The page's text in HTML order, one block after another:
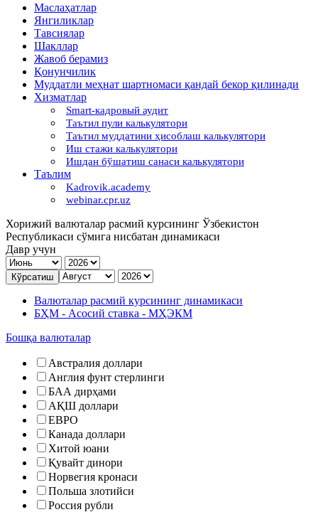
Маслаҳатлар
Янгиликлар
Тавсиялар
Шакллар
Жавоб берамиз
Қонунчилик
Муддатли меҳнат шартномаси қандай бекор қилинади
Хизматлар
Smart-кадровый аудит
Таътил пули калькулятори
Таътил муддатини ҳисоблаш калькулятори
Иш стажи калькулятори
Ишдан бўшатиш санаси калькулятори
Таълим
Kadrovik.academy
webinar.cpr.uz
Хорижий валюталар расмий курсининг Ўзбекистон
Республикаси сўмига нисбатан динамикаси
Давр учун
Валюталар расмий курсининг динамикаси
БҲМ - Асосий ставка - МҲЭКМ
Бошқа валюталар
Австралия доллари
Англия фунт стерлинги
БАА дирҳами
АҚШ доллари
ЕВРО
Канада доллари
Хитой юани
Қувайт динори
Норвегия кронаси
Польша злотийси
Россия рубли